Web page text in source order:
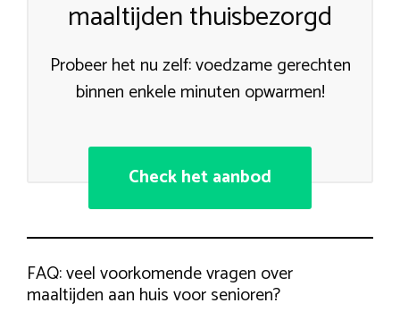
maaltijden thuisbezorgd
Probeer het nu zelf: voedzame gerechten
binnen enkele minuten opwarmen!
Check het aanbod
FAQ: veel voorkomende vragen over
maaltijden aan huis voor senioren?